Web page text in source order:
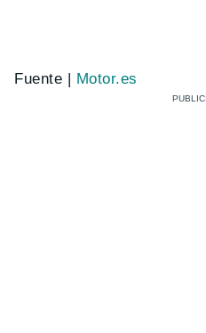
Fuente | Motor.es